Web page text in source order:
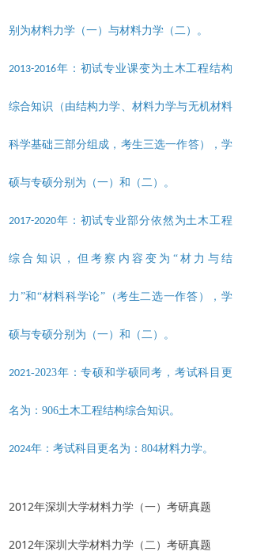
别为材料力学（一）与材料力学（二）。
2013-2016年：初试专业课变为土木工程结构
综合知识（由结构力学、材料力学与无机材料
科学基础三部分组成，考生三选一作答），学
硕与专硕分别为（一）和（二）。
2017-2020年：初试专业部分依然为土木工程
综合知识，但考察内容变为“材力与结
力”和“材料科学论”（考生二选一作答），学
硕与专硕分别为（一）和（二）。
2021-2023年：专硕和学硕同考，考试科目更
名为：906土木工程结构综合知识。
2024年：考试科目更名为：804材料力学。
2012年深圳大学材料力学（一）考研真题
2012年深圳大学材料力学（二）考研真题